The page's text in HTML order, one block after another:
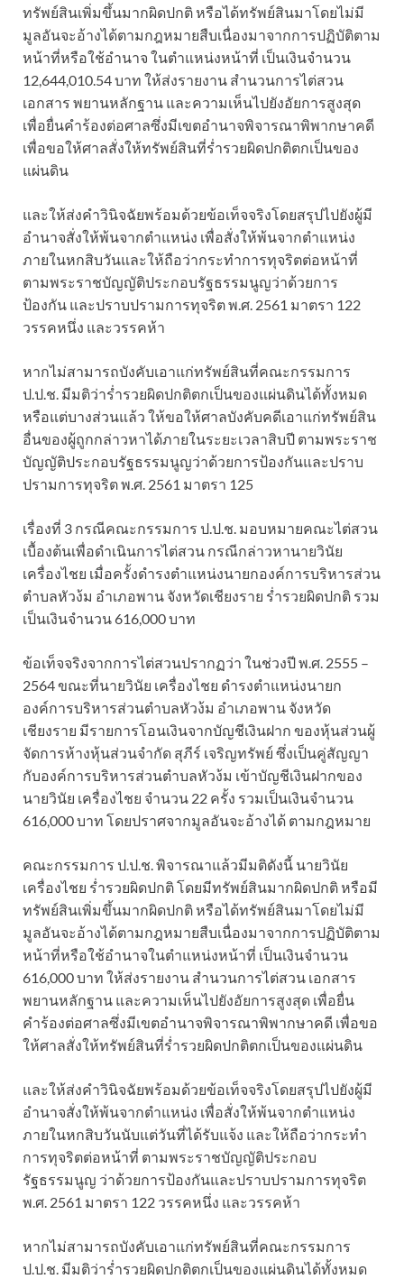
ทรัพย์สินเพิ่มขึ้นมากผิดปกติ หรือได้ทรัพย์สินมาโดยไม่มี
มูลอันจะอ้างได้ตามกฎหมายสืบเนื่องมาจากการปฏิบัติตาม
หน้าที่หรือใช้อำนาจ ในตำแหน่งหน้าที่ เป็นเงินจำนวน
12,644,010.54 บาท ให้ส่งรายงาน สำนวนการไต่สวน
เอกสาร พยานหลักฐาน และความเห็นไปยังอัยการสูงสุด
เพื่อยื่นคำร้องต่อศาลซึ่งมีเขตอำนาจพิจารณาพิพากษาคดี
เพื่อขอให้ศาลสั่งให้ทรัพย์สินที่ร่ำรวยผิดปกติตกเป็นของ
แผ่นดิน
และให้ส่งคำวินิจฉัยพร้อมด้วยข้อเท็จจริงโดยสรุปไปยังผู้มี
อำนาจสั่งให้พ้นจากตำแหน่ง เพื่อสั่งให้พ้นจากตำแหน่ง
ภายในหกสิบวันและให้ถือว่ากระทำการทุจริตต่อหน้าที่
ตามพระราชบัญญัติประกอบรัฐธรรมนูญว่าด้วยการ
ป้องกัน และปราบปรามการทุจริต พ.ศ. 2561 มาตรา 122
วรรคหนึ่ง และวรรคห้า
หากไม่สามารถบังคับเอาแก่ทรัพย์สินที่คณะกรรมการ
ป.ป.ช. มีมติว่าร่ำรวยผิดปกติตกเป็นของแผ่นดินได้ทั้งหมด
หรือแต่บางส่วนแล้ว ให้ขอให้ศาลบังคับคดีเอาแก่ทรัพย์สิน
อื่นของผู้ถูกกล่าวหาได้ภายในระยะเวลาสิบปี ตามพระราช
บัญญัติประกอบรัฐธรรมนูญว่าด้วยการป้องกันและปราบ
ปรามการทุจริต พ.ศ. 2561 มาตรา 125
เรื่องที่ 3 กรณีคณะกรรมการ ป.ป.ช. มอบหมายคณะไต่สวน
เบื้องต้นเพื่อดำเนินการไต่สวน กรณีกล่าวหานายวินัย
เครื่องไชย เมื่อครั้งดำรงตำแหน่งนายกองค์การบริหารส่วน
ตำบลหัวง้ม อำเภอพาน จังหวัดเชียงราย ร่ำรวยผิดปกติ รวม
เป็นเงินจำนวน 616,000 บาท
ข้อเท็จจริงจากการไต่สวนปรากฏว่า ในช่วงปี พ.ศ. 2555 –
2564 ขณะที่นายวินัย เครื่องไชย ดำรงตำแหน่งนายก
องค์การบริหารส่วนตำบลหัวง้ม อำเภอพาน จังหวัด
เชียงราย มีรายการโอนเงินจากบัญชีเงินฝาก ของหุ้นส่วนผู้
จัดการห้างหุ้นส่วนจำกัด สุภีร์ เจริญทรัพย์ ซึ่งเป็นคู่สัญญา
กับองค์การบริหารส่วนตำบลหัวง้ม เข้าบัญชีเงินฝากของ
นายวินัย เครื่องไชย จำนวน 22 ครั้ง รวมเป็นเงินจำนวน
616,000 บาท โดยปราศจากมูลอันจะอ้างได้ ตามกฎหมาย
คณะกรรมการ ป.ป.ช. พิจารณาแล้วมีมติดังนี้ นายวินัย
เครื่องไชย ร่ำรวยผิดปกติ โดยมีทรัพย์สินมากผิดปกติ หรือมี
ทรัพย์สินเพิ่มขึ้นมากผิดปกติ หรือได้ทรัพย์สินมาโดยไม่มี
มูลอันจะอ้างได้ตามกฎหมายสืบเนื่องมาจากการปฏิบัติตาม
หน้าที่หรือใช้อำนาจในตำแหน่งหน้าที่ เป็นเงินจำนวน
616,000 บาท ให้ส่งรายงาน สำนวนการไต่สวน เอกสาร
พยานหลักฐาน และความเห็นไปยังอัยการสูงสุด เพื่อยื่น
คำร้องต่อศาลซึ่งมีเขตอำนาจพิจารณาพิพากษาคดี เพื่อขอ
ให้ศาลสั่งให้ทรัพย์สินที่ร่ำรวยผิดปกติตกเป็นของแผ่นดิน
และให้ส่งคำวินิจฉัยพร้อมด้วยข้อเท็จจริงโดยสรุปไปยังผู้มี
อำนาจสั่งให้พ้นจากตำแหน่ง เพื่อสั่งให้พ้นจากตำแหน่ง
ภายในหกสิบวันนับแต่วันที่ได้รับแจ้ง และให้ถือว่ากระทำ
การทุจริตต่อหน้าที่ ตามพระราชบัญญัติประกอบ
รัฐธรรมนูญ ว่าด้วยการป้องกันและปราบปรามการทุจริต
พ.ศ. 2561 มาตรา 122 วรรคหนึ่ง และวรรคห้า
หากไม่สามารถบังคับเอาแก่ทรัพย์สินที่คณะกรรมการ
ป.ป.ช. มีมติว่าร่ำรวยผิดปกติตกเป็นของแผ่นดินได้ทั้งหมด